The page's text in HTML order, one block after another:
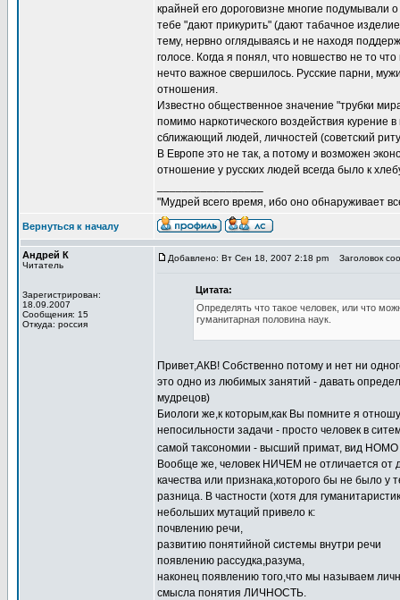
крайней его дороговизне многие подумывали
тебе "дают прикурить" (дают табачное
тему, нервно оглядываясь и не находя
голосе. Когда я понял, что новшество не то
нечто важное свершилось. Русские парни,
отношения.
Известно общественное значение "трубки
помимо наркотического воздействия
сближающий людей, личностей (советский
В Европе это не так, а потому и возможен
отношение у русских людей всегда было к
"Мудрей всего время, ибо оно обнаруживает
Вернуться к началу
Андрей К
Читатель
Зарегистрирован:
18.09.2007
Сообщения: 15
Откуда: россия
Добавлено: Вт Сен 18, 2007 2:18 pm Заголовок
Цитата:
Определять что такое человек, или что
гуманитарная половина наук.
Привет,АКВ! Собственно потому и нет ни
это одно из любимых занятий - давать
мудрецов)
Биологи же,к которым,как Вы помните я
непосильности задачи - просто человек в
самой таксономии - высший примат, вид
Вообще же, человек НИЧЕМ не отличается от
качества или признака,которого бы не было у
разница. В частности (хотя для
небольших мутаций привело к:
почвлению речи,
развитию понятийной системы внутри речи
появлению рассудка,разума,
наконец появлению того,что мы называем
смысла понятия ЛИЧНОСТЬ.